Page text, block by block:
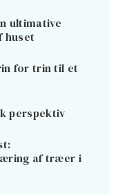
ultimative
huset
for trin til et
perspektiv
af træer i